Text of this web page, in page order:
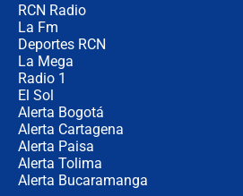
RCN Radio
La Fm
Deportes RCN
La Mega
Radio 1
El Sol
Alerta Bogotá
Alerta Cartagena
Alerta Paisa
Alerta Tolima
Alerta Bucaramanga